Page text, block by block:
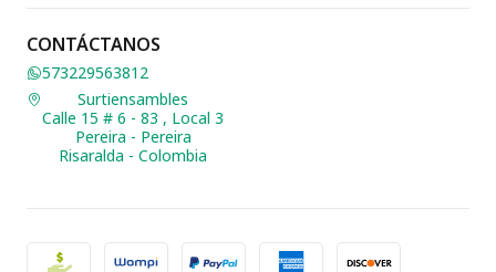
CONTÁCTANOS
573229563812
Surtiensambles
Calle 15 # 6 - 83 , Local 3
Pereira - Pereira
Risaralda - Colombia